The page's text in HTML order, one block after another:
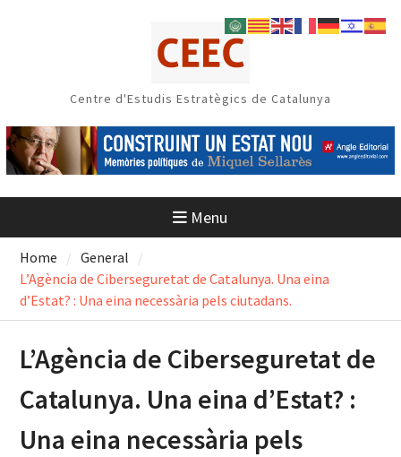
Centre d'Estudis Estratègics de Catalunya
Menu
Home
General
L’Agència de Ciberseguretat de Catalunya. Una eina
d’Estat? : Una eina necessària pels ciutadans.
L’Agència de Ciberseguretat de
Catalunya. Una eina d’Estat? :
Una eina necessària pels